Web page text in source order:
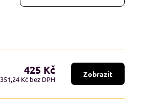
425 Kč
351,24 Kč bez DPH
Zobrazit